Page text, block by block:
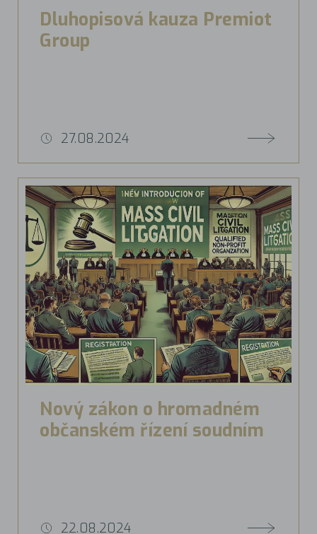
Dluhopisová kauza Premiot
Group
27.08.2024
Nový zákon o hromadném
občanském řízení soudním
22.08.2024